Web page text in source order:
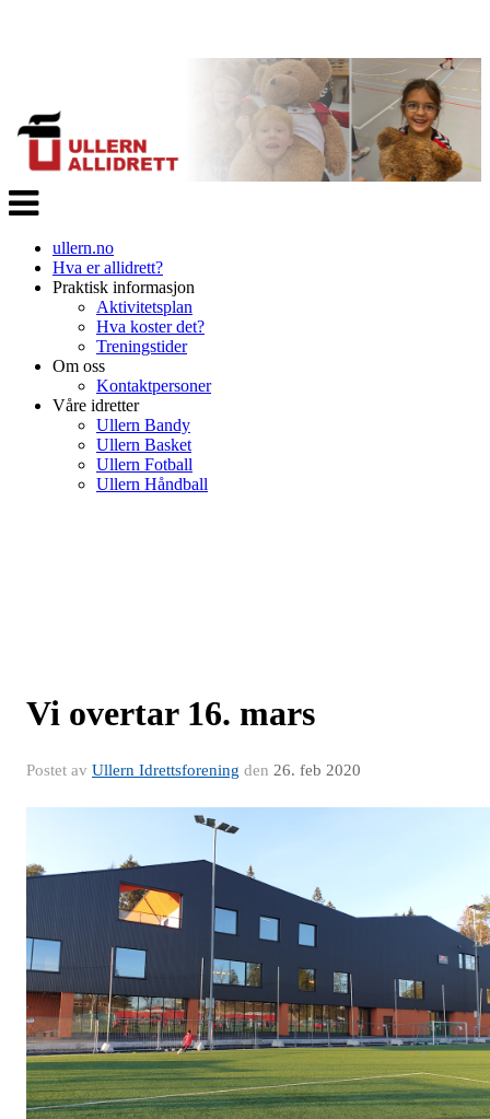
Veksle
navigasjon
ullern.no
Hva er allidrett?
Praktisk informasjon
Aktivitetsplan
Hva koster det?
Treningstider
Om oss
Kontaktpersoner
Våre idretter
Ullern Bandy
Ullern Basket
Ullern Fotball
Ullern Håndball
Vi overtar 16. mars
Postet av Ullern Idrettsforening den 26. feb 2020